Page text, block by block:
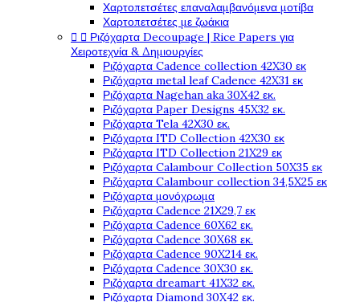
Χαρτοπετσέτες επαναλαμβανόμενα μοτίβα
Χαρτοπετσέτες με ζωάκια
  Ριζόχαρτα Decoupage | Rice Papers για
Χειροτεχνία & Δημιουργίες
Ριζόχαρτα Cadence collection 42X30 εκ
Ριζόχαρτα metal leaf Cadence 42X31 εκ
Ριζόχαρτα Nagehan aka 30X42 εκ.
Ριζόχαρτα Paper Designs 45X32 εκ.
Ριζόχαρτα Tela 42Χ30 εκ.
Ριζόχαρτα ITD Collection 42X30 εκ
Ριζόχαρτα ITD Collection 21X29 εκ
Ριζόχαρτα Calambour Collection 50X35 εκ
Ριζόχαρτα Calambour collection 34,5X25 εκ
Ριζόχαρτα μονόχρωμα
Ριζόχαρτα Cadence 21Χ29,7 εκ
Ριζόχαρτα Cadence 60X62 εκ.
Ριζόχαρτα Cadence 30X68 εκ.
Ριζόχαρτα Cadence 90X214 εκ.
Ριζόχαρτα Cadence 30X30 εκ.
Ριζόχαρτα dreamart 41X32 εκ.
Ριζόχαρτα Diamond 30X42 εκ.